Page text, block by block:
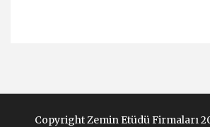
Copyright Zemin Etüdü Firmaları